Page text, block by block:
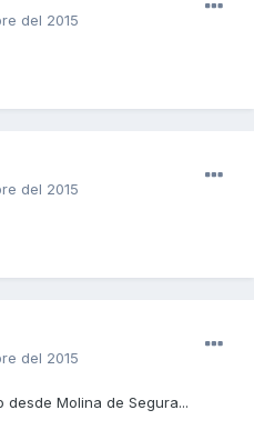
del 2015
del 2015
del 2015
Molina de Segura...